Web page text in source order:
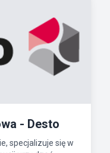
- Desto
specjalizuje się w